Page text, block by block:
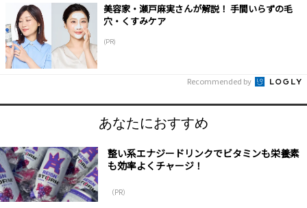
美容家・瀬戸麻実さんが解説！ 手間いらずの毛
穴・くすみケア
(PR)
Recommended by
あなたにおすすめ
整い系エナジードリンクでビタミンも栄養素
も効率よくチャージ！
（PR）